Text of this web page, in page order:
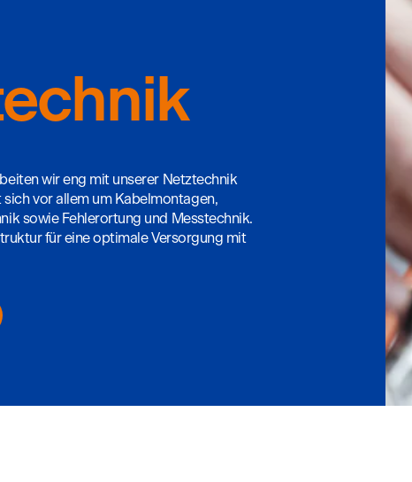
wir eng mit unserer Netztechnik
sich vor allem um Kabelmontagen,
sowie Fehlerortung und Messtechnik.
für eine optimale Versorgung mit